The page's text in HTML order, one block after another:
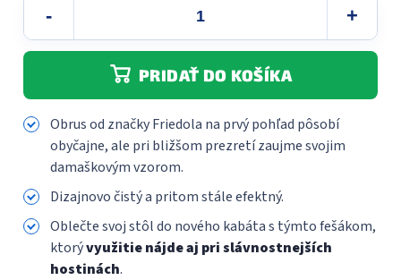
PRIDAŤ DO KOŠÍKA
Obrus od značky Friedola na prvý pohľad pôsobí
obyčajne, ale pri bližšom prezretí zaujme svojim
damaškovým vzorom.
Dizajnovo čistý a pritom stále efektný.
Oblečte svoj stôl do nového kabáta s týmto fešákom,
ktorývyužitie nájde aj pri slávnostnejších
hostinách.